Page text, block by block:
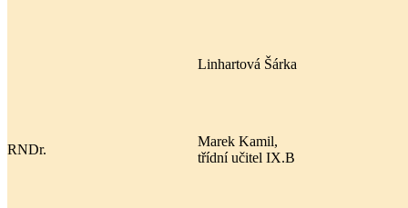
Linhartová Šárka
RNDr.
Marek Kamil,
třídní učitel IX.B